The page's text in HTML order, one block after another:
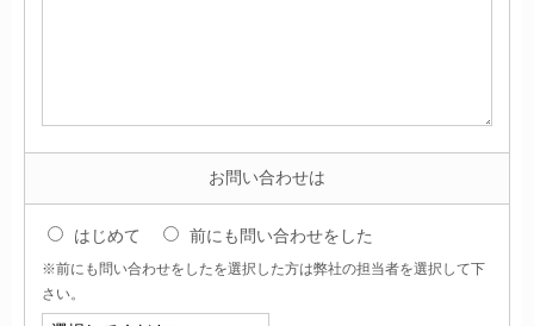
お問い合わせは
はじめて 前にも問い合わせをした
※前にも問い合わせをしたを選択した方は弊社の担当者を選択して下
さい。